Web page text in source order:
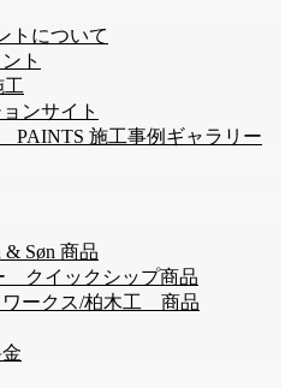
トについて
ト
工
ンサイト
PAINTS 施工事例ギャラリー
& Søn 商品
クイックシップ商品
ワークス/柏木工 商品